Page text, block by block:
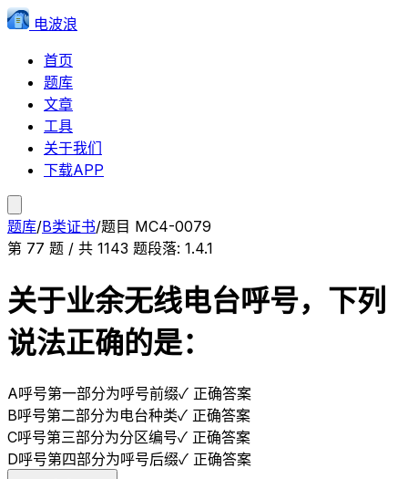
电波浪
首页
题库
文章
工具
关于我们
下载APP
题库/B类证书/题目 MC4-0079
第 77 题 / 共 1143 题段落: 1.4.1
关于业余无线电台呼号，下列
说法正确的是：
A呼号第一部分为呼号前缀✓ 正确答案
B呼号第二部分为电台种类✓ 正确答案
C呼号第三部分为分区编号✓ 正确答案
D呼号第四部分为呼号后缀✓ 正确答案